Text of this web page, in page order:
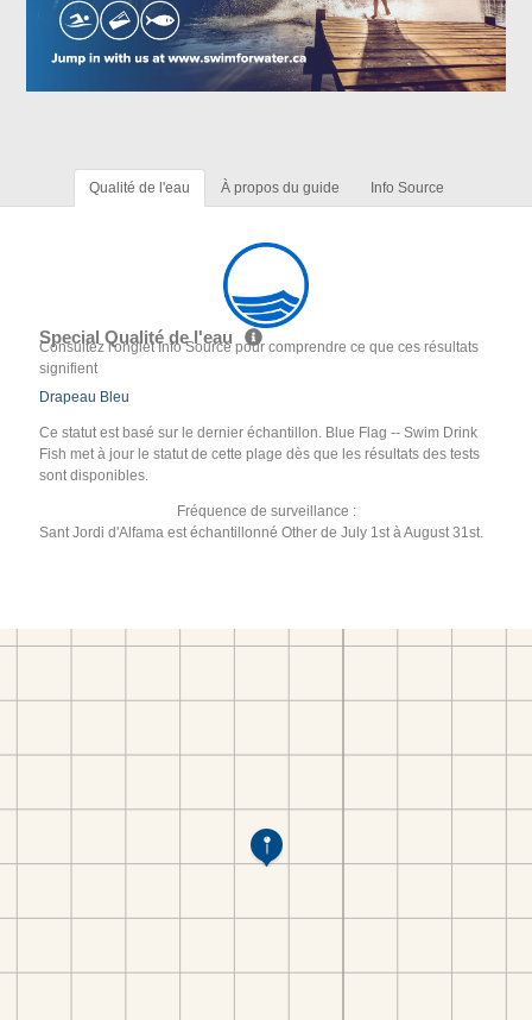
Qualité de l'eau À propos du guide Info Source
Special Qualité de l'eau
Consultez l'onglet Info Source pour comprendre ce que ces résultats
signifient
Drapeau Bleu
Ce statut est basé sur le dernier échantillon. Blue Flag -- Swim Drink
Fish met à jour le statut de cette plage dès que les résultats des tests
sont disponibles.
Fréquence de surveillance :
Sant Jordi d'Alfama est échantillonné Other de July 1st à August 31st.